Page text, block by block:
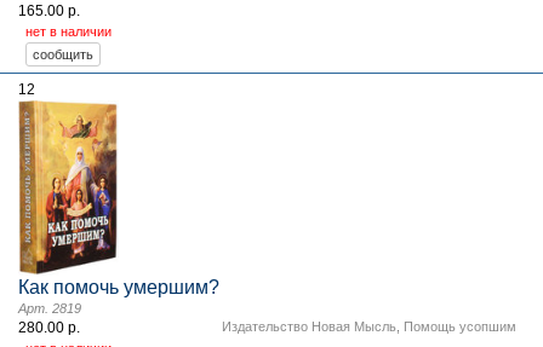
165.00 р.
нет в наличии
12
Как помочь умершим?
Издательство Новая Мысль Помощь усопшим
Арт. 2819
280.00 р.